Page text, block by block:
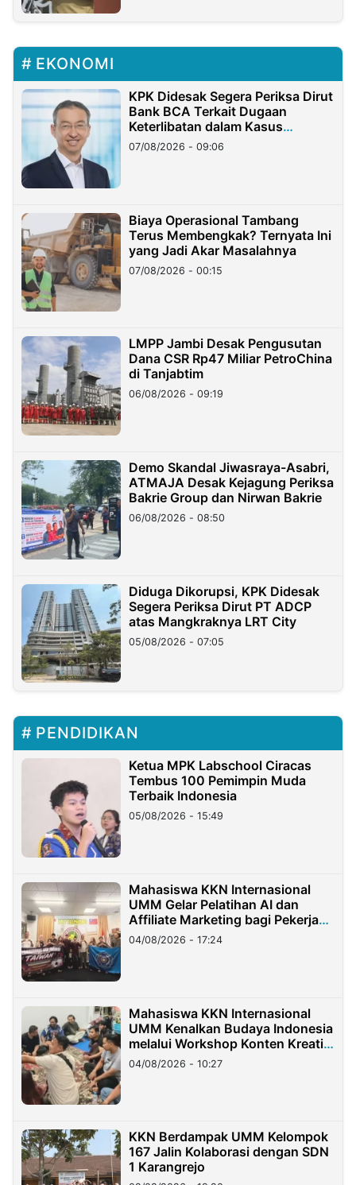
EKONOMI
KPK Didesak Segera Periksa Dirut
Bank BCA Terkait Dugaan
Keterlibatan dalam Kasus
Hilangnya Dana Nasabah Rp2,58
Miliar
07/08/2026 - 09:06
Biaya Operasional Tambang
Terus Membengkak? Ternyata Ini
yang Jadi Akar Masalahnya
07/08/2026 - 00:15
LMPP Jambi Desak Pengusutan
Dana CSR Rp47 Miliar PetroChina
di Tanjabtim
06/08/2026 - 09:19
Demo Skandal Jiwasraya-Asabri,
ATMAJA Desak Kejagung Periksa
Bakrie Group dan Nirwan Bakrie
06/08/2026 - 08:50
Diduga Dikorupsi, KPK Didesak
Segera Periksa Dirut PT ADCP
atas Mangkraknya LRT City
05/08/2026 - 07:05
PENDIDIKAN
Ketua MPK Labschool Ciracas
Tembus 100 Pemimpin Muda
Terbaik Indonesia
05/08/2026 - 15:49
Mahasiswa KKN Internasional
UMM Gelar Pelatihan AI dan
Affiliate Marketing bagi Pekerja
Migran Indonesia di Taiwan
04/08/2026 - 17:24
Mahasiswa KKN Internasional
UMM Kenalkan Budaya Indonesia
melalui Workshop Konten Kreatif
di Taiwan
04/08/2026 - 10:27
KKN Berdampak UMM Kelompok
167 Jalin Kolaborasi dengan SDN
1 Karangrejo